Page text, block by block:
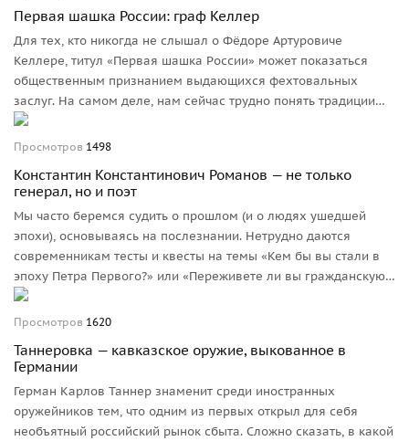
к нему.
Первая шашка России: граф Келлер
Для тех, кто никогда не слышал о Фёдоре Артуровиче
Келлере, титул «Первая шашка России» может показаться
общественным признанием выдающихся фехтовальных
заслуг. На самом деле, нам сейчас трудно понять традиции
дореволюционной журналистики, раздававшей подобные
эпитеты: ведь если есть «Первая шашка», должна быть и
Просмотров 1498
Константин Константинович Романов — не только
генерал, но и поэт
Мы часто беремся судить о прошлом (и о людях ушедшей
эпохи), основываясь на послезнании. Нетрудно даются
современникам тесты и квесты на темы «Кем бы вы стали в
эпоху Петра Первого?» или «Переживете ли вы гражданскую
войну в России?». Так наши внуки, наверное, будут играючи,
следуя вводной «Вы сотрудник одной из московских частных
ситуации и выводить компанию на небывалые высоты. А нам
остается лишь вспомнить слова известного персонажа: «Ты
еще проживи этот год». Нет, в годы Петра или Екатерины было
куда проще! Глядя из 2020-го...
Просмотров 1620
Таннеровка — кавказское оружие, выкованное в
Германии
Герман Карлов Таннер знаменит среди иностранных
оружейников тем, что одним из первых открыл для себя
необъятный российский рынок сбыта. Сложно сказать, в какой